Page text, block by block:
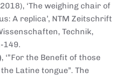
‘The weighing chair of
A replica’, NTM Zeitschrift
Technik,
149.
, ‘”For the Benefit of those
Latine tongue”. The